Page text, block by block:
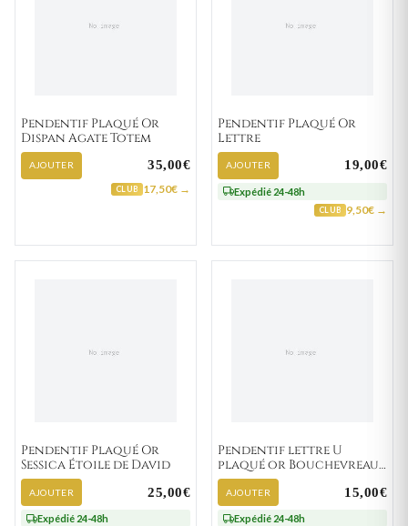
Pendentif Plaqué Or
Dispan Agate Totem
AJOUTER 35,00€
CLUB 17,50€ →
Pendentif Plaqué Or
Lettre
AJOUTER 19,00€
Expédié 24-48h
CLUB 9,50€ →
Pendentif Plaqué Or
Sessica Étoile de David
AJOUTER 25,00€
Expédié 24-48h
Pendentif lettre U
plaqué or Bouchevreau
traditionnel
AJOUTER 15,00€
Expédié 24-48h